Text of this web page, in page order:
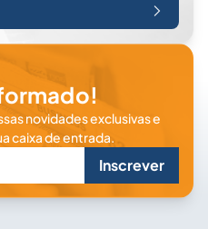
novidades exclusivas e
caixa de entrada.
Inscrever